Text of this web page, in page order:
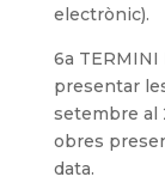
electrònic).
6a TERMINI
presentar
setembre al
obres
data.